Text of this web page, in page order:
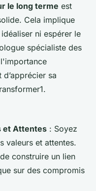
le long terme est
Cela implique
ni espérer le
spécialiste des
d’apprécier sa
et Attentes : Soyez
valeurs et attentes.
construire un lien
sur des compromis